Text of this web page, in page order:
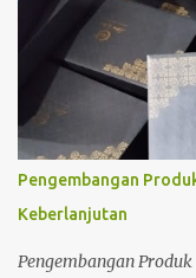
Pengembangan
Keberlanjutan
Pengembangan